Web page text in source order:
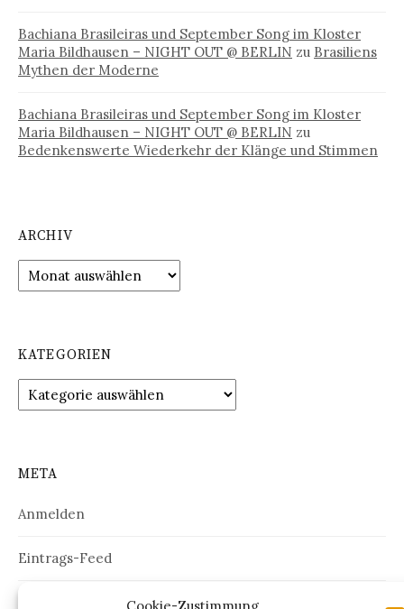
Bachiana Brasileiras und September Song im Kloster
Maria Bildhausen – NIGHT OUT @ BERLIN zu Brasiliens
Mythen der Moderne
Bachiana Brasileiras und September Song im Kloster
Maria Bildhausen – NIGHT OUT @ BERLIN zu
Bedenkenswerte Wiederkehr der Klänge und Stimmen
ARCHIV
Archiv
KATEGORIEN
Kategorien
META
Anmelden
Eintrags-Feed
Kommentar-Feed